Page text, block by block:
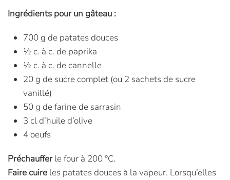
Ingrédients pour un gâteau :
700 g de patates douces
½ c. à c. de paprika
½ c. à c. de cannelle
20 g de sucre complet (ou 2 sachets de sucre
vanillé)
50 g de farine de sarrasin
3 cl d’huile d’olive
4 oeufs
Préchaufferle four à 200 °C.
Faire cuire les patates douces à la vapeur. Lorsqu’elles